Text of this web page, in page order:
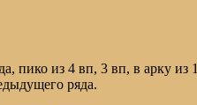
пико из 4 вп, 3 вп, в арку из
ряда.